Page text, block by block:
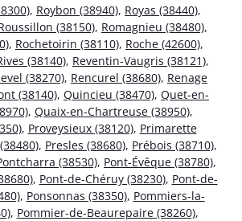
, Roybon (38940), Royas (38440),
(38150), Romagnieu (38480),
, Rochetoirin (38110), Roche (42600),
(38140), Reventin-Vaugris (38121),
(38270), Rencurel (38680), Renage
(38140), Quincieu (38470), Quet-en-
, Quaix-en-Chartreuse (38950),
, Proveysieux (38120), Primarette
, Presles (38680), Prébois (38710),
(38530), Pont-Évêque (38780),
, Pont-de-Chéruy (38230), Pont-de-
, Ponsonnas (38350), Pommiers-la-
, Pommier-de-Beaurepaire (38260),